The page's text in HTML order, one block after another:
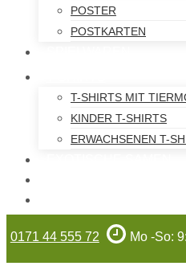
POSTER
POSTKARTEN
T-SHIRTS MIT
KINDER T-SHIRTS
ERWACHSENEN T-
0171 44 555 72 Mo -So: